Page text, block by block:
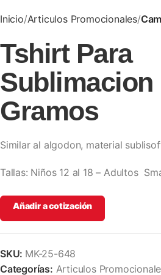
Inicio Articulos Promocionales
Tshirt Para
Sublimacion
Gramos
Similar al algodon, material
Tallas: Niños 12 al 18 – Adultos
Añadir a cotización
SKU: MK-25-648
Categorías: Articulos